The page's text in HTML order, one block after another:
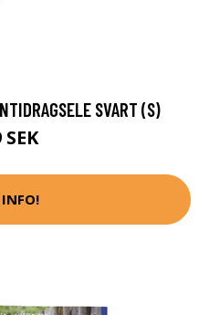
SVART (S)
INFO!